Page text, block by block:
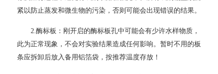
紧以防止蒸发和微生物的污染，否则可能会出现错误的结果。
2.酶标板：刚开启的酶标板孔中可能会有少许水样物质，
此为正常现象，不会对实验结果造成任何影响。暂时不用的板
条应拆卸后放入备用铝箔袋，按推荐温度存放！